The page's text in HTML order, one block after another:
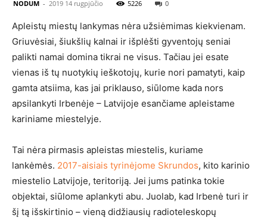
NODUM - 2019 14 rugpjūčio 5226 0
Apleistų miestų lankymas nėra užsiėmimas kiekvienam.
Griuvėsiai, šiukšlių kalnai ir išplėšti gyventojų seniai
palikti namai domina tikrai ne visus. Tačiau jei esate
vienas iš tų nuotykių ieškotojų, kurie nori pamatyti, kaip
gamta atsiima, kas jai priklauso, siūlome kada nors
apsilankyti Irbenėje – Latvijoje esančiame apleistame
kariniame miestelyje.
Tai nėra pirmasis apleistas miestelis, kuriame
lankėmės. 2017-aisiais tyrinėjome Skrundos, kito karinio
miestelio Latvijoje, teritoriją. Jei jums patinka tokie
objektai, siūlome aplankyti abu. Juolab, kad Irbenė turi ir
šį tą išskirtinio – vieną didžiausių radioteleskopų